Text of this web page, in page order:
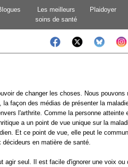
Les meilleurs
soins de santé
Plaidoyer
de changer les choses. Nous pouvons
la façon des médias de présenter la
l'arthrite. Comme la personne atteinte
a un point de vue unique sur la
Et ce point de vue, elle peut le
en matière de santé.
agir seul. Il est facile d'ignorer une voix ou